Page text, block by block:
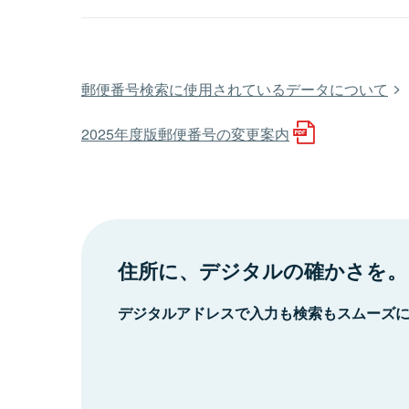
郵便番号検索に使用されているデータについて
2025年度版郵便番号の変更案内
住所に、デジタルの確かさを。
デジタルアドレスで入力も検索もスムーズ